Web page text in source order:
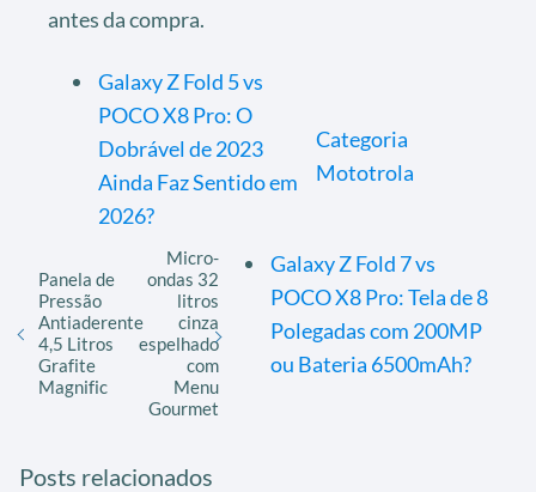
antes da compra.
Galaxy Z Fold 5 vs
POCO X8 Pro: O
Dobrável de 2023
Ainda Faz Sentido em
2026?
Galaxy Z Fold 7 vs
POCO X8 Pro: Tela de 8
Polegadas com 200MP
ou Bateria 6500mAh?
Categoria
Mototrola
Panela de
Pressão
Antiaderente
4,5 Litros
Grafite
Magnific
Micro-
ondas 32
litros
cinza
espelhado
com
Menu
Gourmet
Posts relacionados